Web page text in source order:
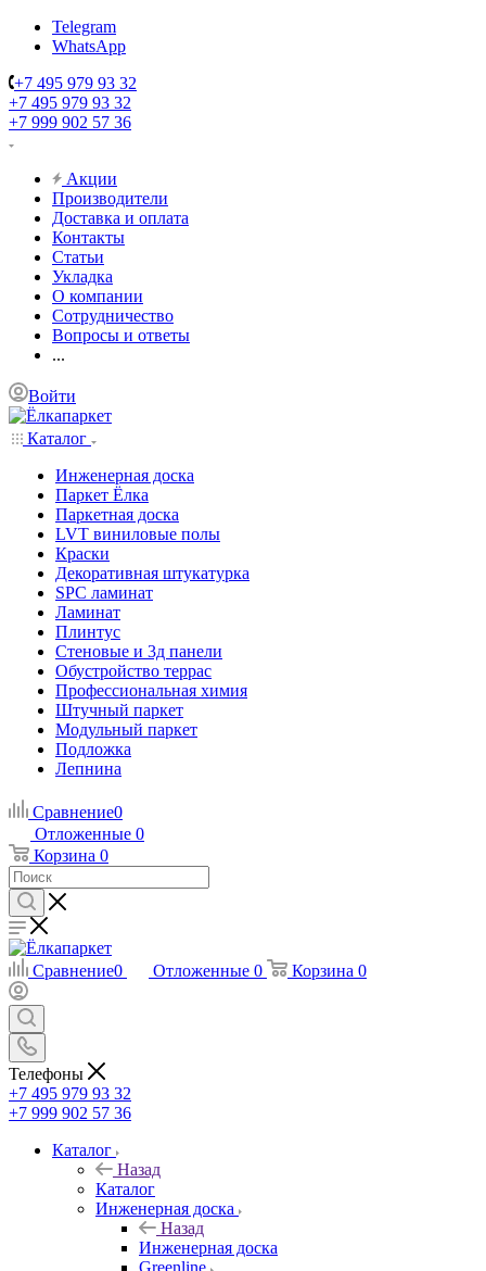
Telegram
WhatsApp
+7 495 979 93 32
+7 495 979 93 32
+7 999 902 57 36
Акции
Производители
Доставка и оплата
Контакты
Статьи
Укладка
О компании
Сотрудничество
Вопросы и ответы
...
Войти
Каталог
Инженерная доска
Паркет Ёлка
Паркетная доска
LVT виниловые полы
Краски
Декоративная штукатурка
SPC ламинат
Ламинат
Плинтус
Стеновые и 3д панели
Обустройство террас
Профессиональная химия
Штучный паркет
Модульный паркет
Подложка
Лепнина
Сравнение0
Отложенные 0
Корзина 0
Сравнение0 Отложенные 0 Корзина 0
Телефоны
+7 495 979 93 32
+7 999 902 57 36
Каталог
Назад
Каталог
Инженерная доска
Назад
Инженерная доска
Greenline